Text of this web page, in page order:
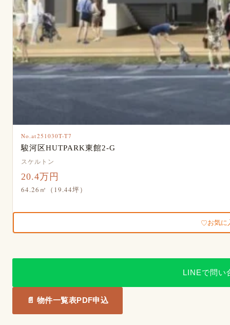
No.at251030T-T7
駿河区HUTPARK東館2-G
スケルトン
20.4万円
64.26㎡（19.44坪）
お気に
LINEで問い
📄 物件一覧表PDF申込